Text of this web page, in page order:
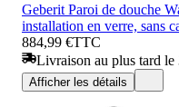
Geberit Paroi de douche
installation en verre, sans
884,99 €TTC
Livraison au plus tard le
Afficher les détails